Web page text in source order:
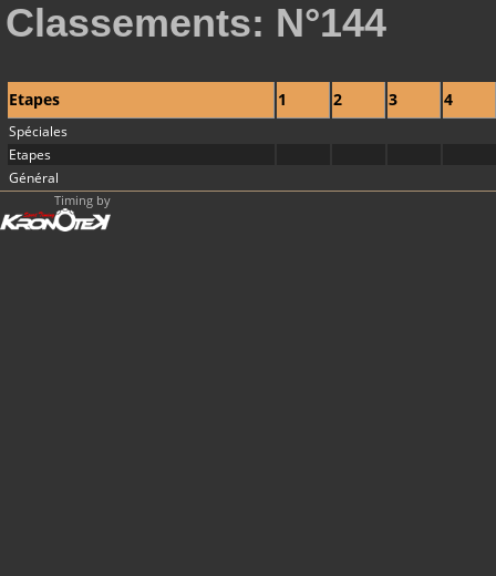
Classements: N°144
Etapes 1 2 3 4
Spéciales
Etapes
Général
Timing by